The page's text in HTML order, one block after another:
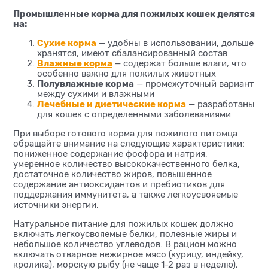
Промышленные корма для пожилых кошек делятся
на:
Сухие корма — удобны в использовании, дольше
хранятся, имеют сбалансированный состав
Влажные корма — содержат больше влаги, что
особенно важно для пожилых животных
Полувлажные корма — промежуточный вариант
между сухими и влажными
Лечебные и диетические корма — разработаны
для кошек с определенными заболеваниями
При выборе готового корма для пожилого питомца
обращайте внимание на следующие характеристики:
пониженное содержание фосфора и натрия,
умеренное количество высококачественного белка,
достаточное количество жиров, повышенное
содержание антиоксидантов и пребиотиков для
поддержания иммунитета, а также легкоусвояемые
источники энергии.
Натуральное питание для пожилых кошек должно
включать легкоусвояемые белки, полезные жиры и
небольшое количество углеводов. В рацион можно
включать отварное нежирное мясо (курицу, индейку,
кролика), морскую рыбу (не чаще 1-2 раз в неделю),